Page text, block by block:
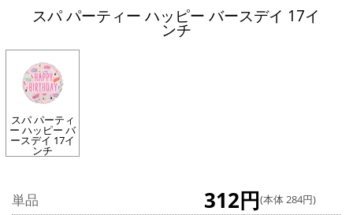
スパ パーティー ハッピー バースデイ 17イ
ンチ
スパ パーティ
ー ハッピー バ
ースデイ 17イ
ンチ
単品 312円(本体 284円)